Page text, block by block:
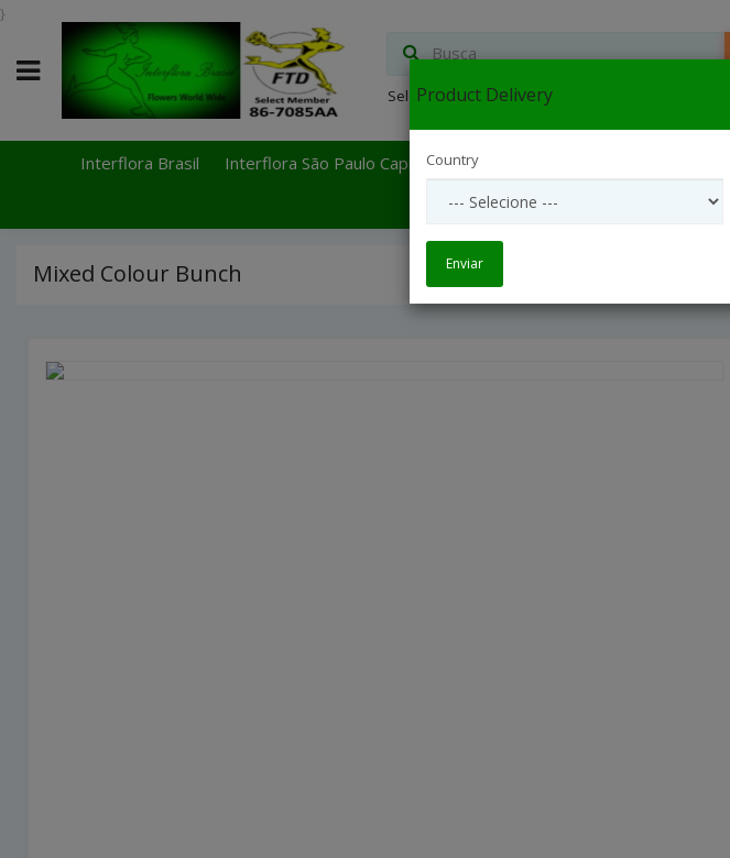
Select Language▼
Interflora Brasil Interflora São Paulo Capital Interflora São Paulo Interior
Arranjos
Mixed Colour Bunch
}
Product Delivery
Country
Enviar